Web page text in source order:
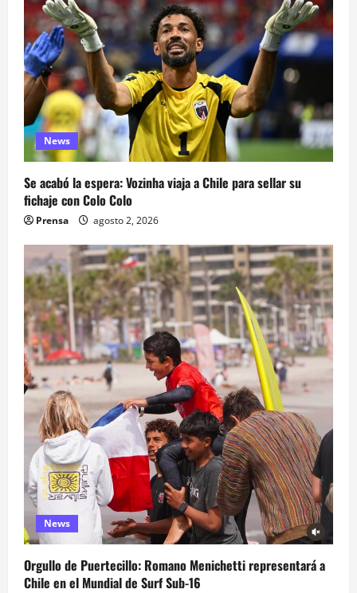
News
Se acabó la espera: Vozinha viaja a Chile para sellar su
fichaje con Colo Colo
Prensa agosto 2, 2026
News
Orgullo de Puertecillo: Romano Menichetti representará a
Chile en el Mundial de Surf Sub-16